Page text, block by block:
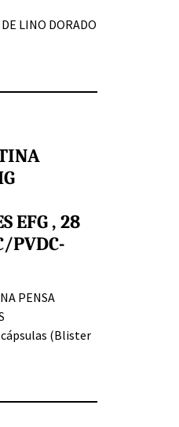
LINO DORADO
EFG , 28
PVDC-
PENSA
cápsulas (Blister